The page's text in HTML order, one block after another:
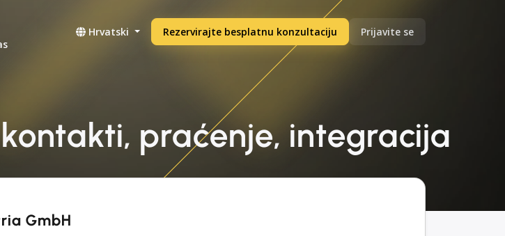
Hrvatski Rezervirajte besplatnu konzultaciju Prijavite se
praćenje, integracija
GmbH